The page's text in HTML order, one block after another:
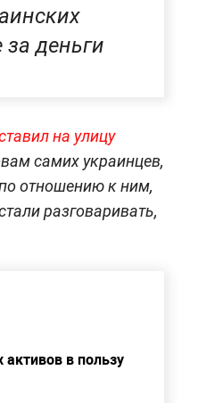
деньги
на улицу
самих украинцев,
отношению к ним,
разговаривать,
в пользу